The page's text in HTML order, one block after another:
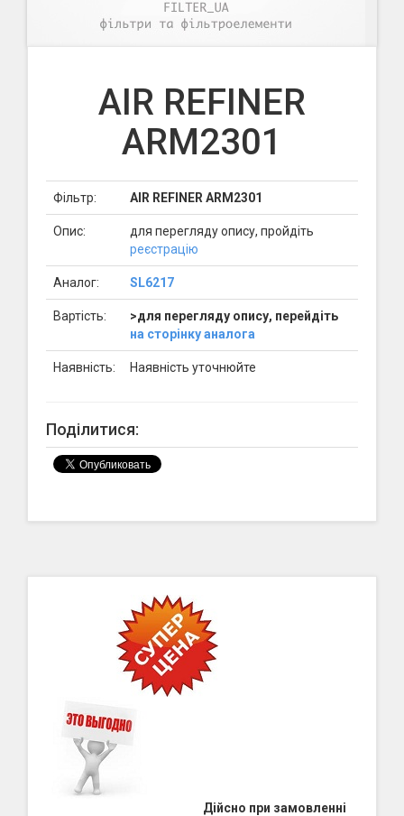
AIR REFINER
ARM2301
Фільтр: AIR REFINER ARM2301
Опис:
для перегляду опису, пройдіть
реєстрацію
Аналог: SL6217
Вартість:
>для перегляду опису, перейдіть
на сторінку аналога
Наявність: Наявність уточнюйте
Поділитися:
Дійсно при замовленні